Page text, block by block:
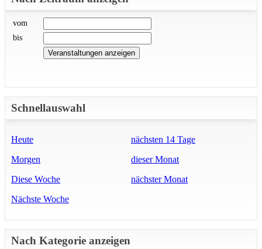
vom
bis
Schnellauswahl
Heute
Morgen
Diese Woche
Nächste Woche
nächsten 14 Tage
dieser Monat
nächster Monat
Nach Kategorie anzeigen